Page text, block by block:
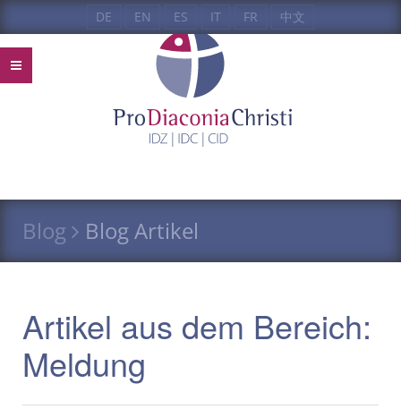
DE EN ES IT FR 中文
Blog Blog Artikel
Artikel aus dem Bereich:
Meldung